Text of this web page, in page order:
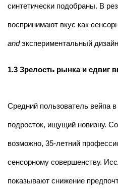
синтетически подобраны. В
воспринимают вкус как
andэкспериментальный
1.3 Зрелость рынка и сдвиг
Средний пользователь вейпа
подросток, ищущий новизну.
возможно, 35-летний
сенсорному совершенству.
показывают снижение